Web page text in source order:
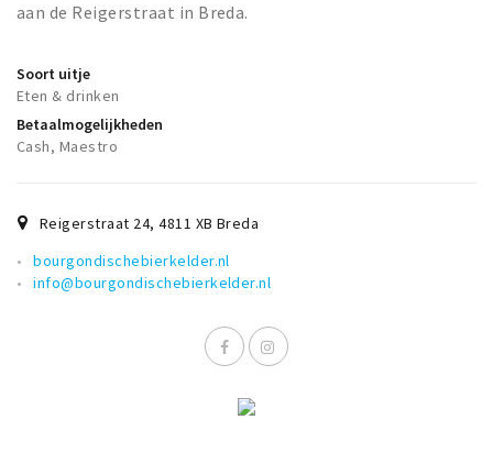
aan de Reigerstraat in Breda.
Soort uitje
Eten & drinken
Betaalmogelijkheden
Cash, Maestro
Reigerstraat 24,4811 XB Breda
bourgondischebierkelder.nl
info@bourgondischebierkelder.nl